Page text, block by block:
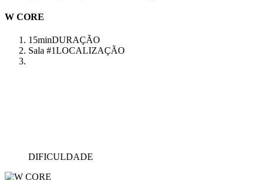
W CORE
15minDURAÇÃO
Sala #1LOCALIZAÇÃO
DIFICULDADE